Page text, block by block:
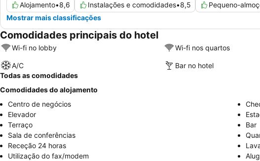
Alojamento•8,6 Instalações e comodidades•8,5 Pequeno-
Mostrar mais classificações
Comodidades principais do hotel
Wi-fi no lobby Wi-fi nos quartos
A/C
Bar no hotel
Todas as comodidades
Comodidades do alojamento
Centro de negócios
Elevador
Terraço
Bar
Sala de conferências
Receção 24 horas
Utilização do fax/modem